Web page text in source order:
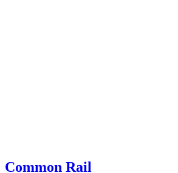
Common Rail